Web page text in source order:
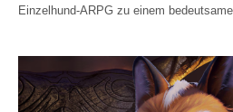
Einzelhund-ARPG zu einem